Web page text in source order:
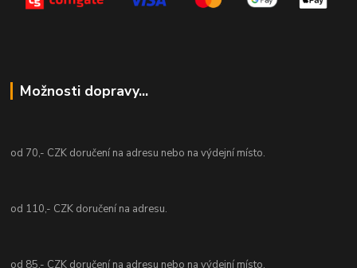
Možnosti dopravy...
od 70,- CZK doručení na adresu nebo na výdejní místo.
od 110,- CZK doručení na adresu.
od 85,- CZK doručení na adresu nebo na výdejní místo.